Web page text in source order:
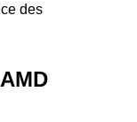
des